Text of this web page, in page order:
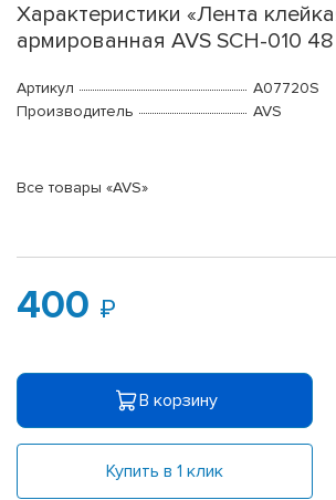
Характеристики «Лента
армированная AVS SCH-010
Артикул
A07720S
Производитель
AVS
Все товары «AVS»
400
В корзину
Купить в 1 клик